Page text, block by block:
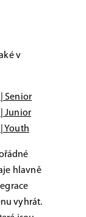
v
Senior
| Junior
Youth
hlavně
vyhrát.